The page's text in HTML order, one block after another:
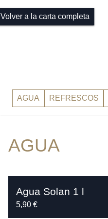
Volver a la carta completa
AGUA REFRESCOS
AGUA
Agua Solan 1 l
5,90 €